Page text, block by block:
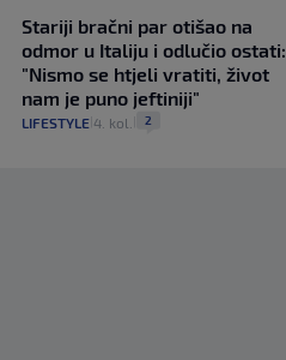
Stariji bračni par otišao na
odmor u Italiju i odlučio ostati:
"Nismo se htjeli vratiti, život
nam je puno jeftiniji"
LIFESTYLE 4. kol. 2